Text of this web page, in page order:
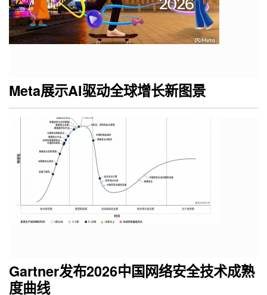
Meta展示AI驱动全球增长新图景
Gartner发布2026中国网络安全技术成熟
度曲线